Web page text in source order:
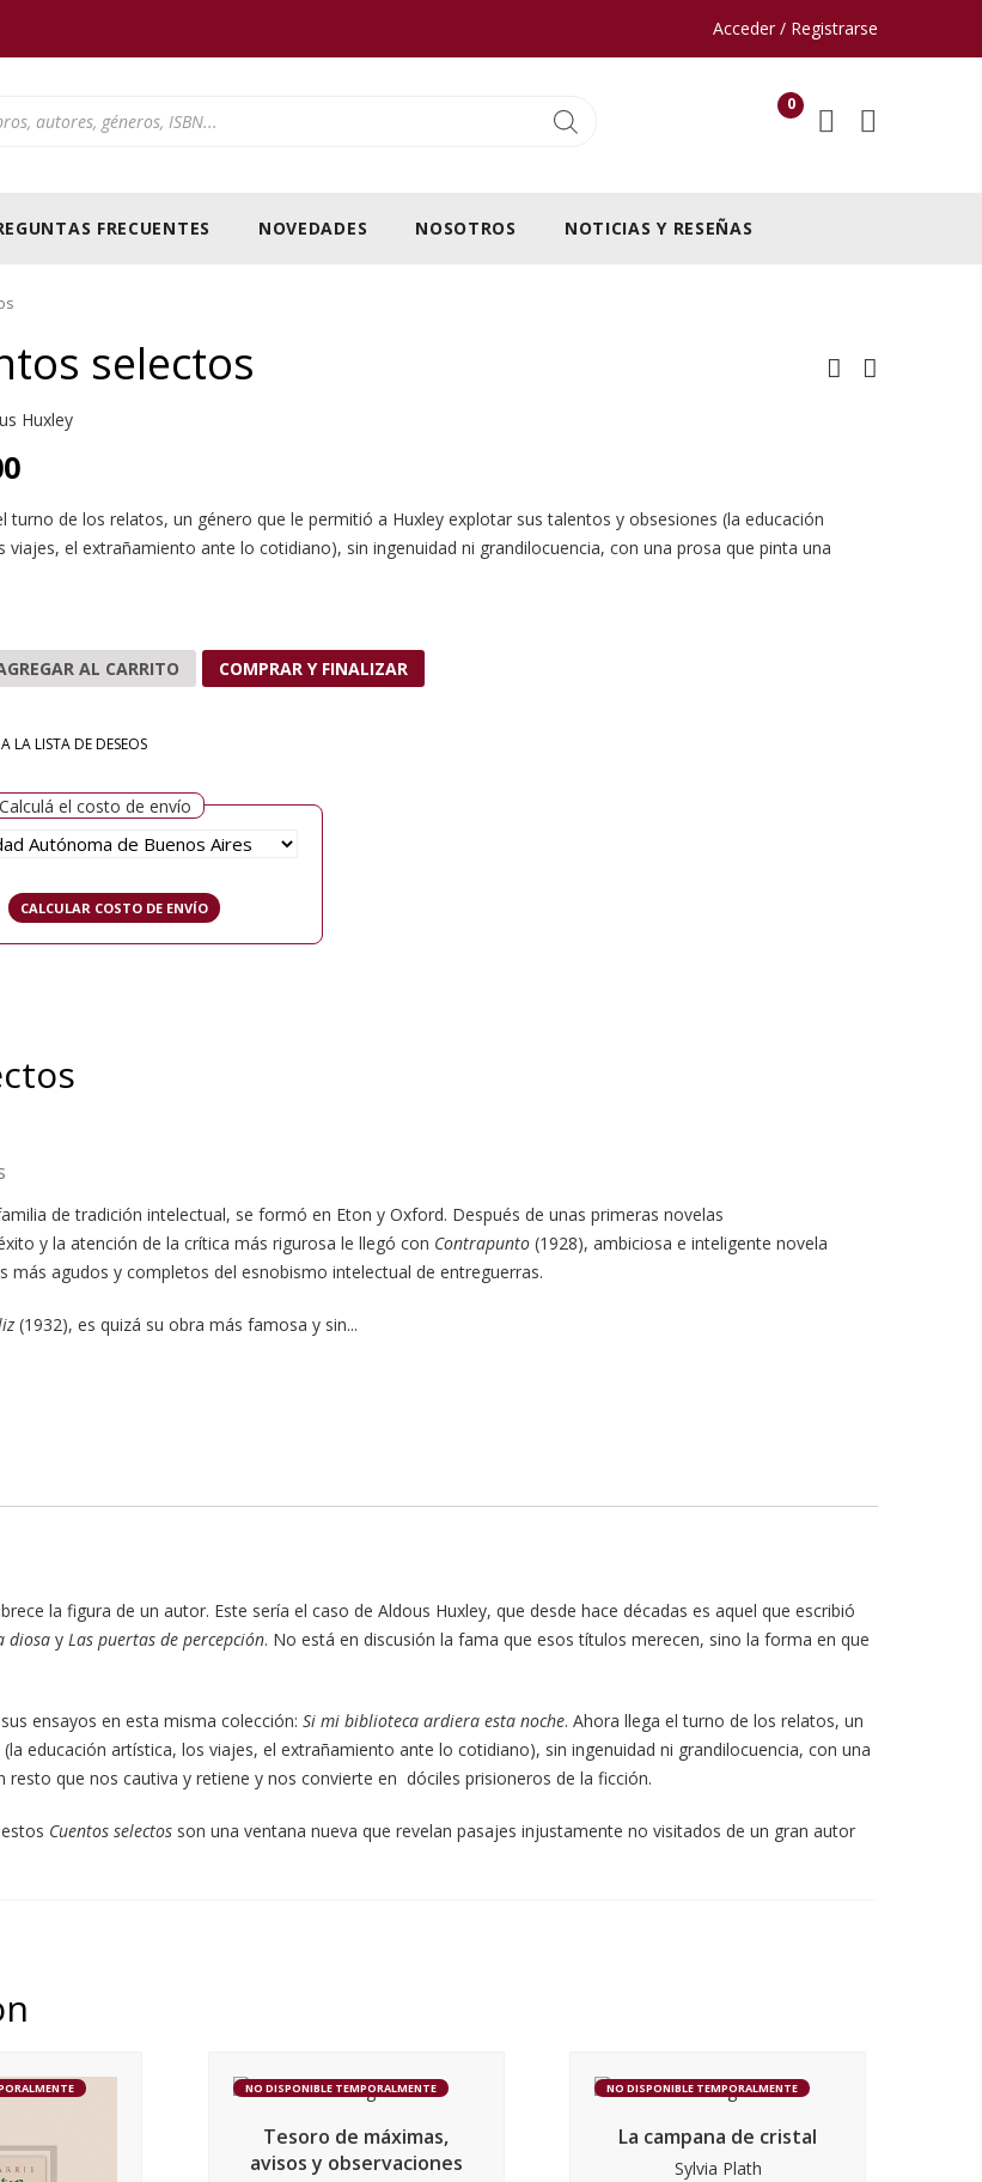
Acceder / Registrarse
0
FRECUENTES NOVEDADES NOSOTROS NOTICIAS Y RESEÑAS
selectos
Huxley
turno de los relatos, un género que le permitió a Huxley explotar sus talentos y obsesiones (la educación
viajes, el extrañamiento ante lo cotidiano), sin ingenuidad ni grandilocuencia, con una prosa que pinta una
cantidad
AL CARRITO COMPRAR Y FINALIZAR
LA LISTA DE DESEOS
Calculá el costo de envío
de tradición intelectual, se formó en Eton y Oxford. Después de unas primeras novelas
y la atención de la crítica más rigurosa le llegó con Contrapunto (1928), ambiciosa e inteligente novela
más agudos y completos del esnobismo intelectual de entreguerras.
(1932), es quizá su obra más famosa y sin...
la figura de un autor. Este sería el caso de Aldous Huxley, que desde hace décadas es aquel que escribió
diosa y Las puertas de percepción. No está en discusión la fama que esos títulos merecen, sino la forma en que
ensayos en esta misma colección: Si mi biblioteca ardiera esta noche. Ahora llega el turno de los relatos, un
educación artística, los viajes, el extrañamiento ante lo cotidiano), sin ingenuidad ni grandilocuencia, con una
que nos cautiva y retiene y nos convierte en dóciles prisioneros de la ficción.
Cuentos selectos son una ventana nueva que revelan pasajes injustamente no visitados de un gran autor
NO DISPONIBLE TEMPORALMENTE
Tesoro de máximas,
avisos y observaciones
NO DISPONIBLE TEMPORALMENTE
La campana de cristal
Sylvia Plath